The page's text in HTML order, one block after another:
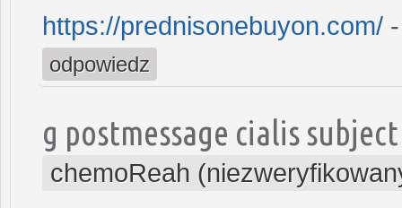
https://prednisonebuyon.com/
odpowiedz
g postmessage cialis
chemoReah